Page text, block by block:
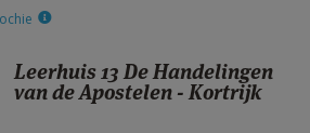
PORTAAL
Leerhuis 13 De Handelingen
van de Apostelen - Kortrijk